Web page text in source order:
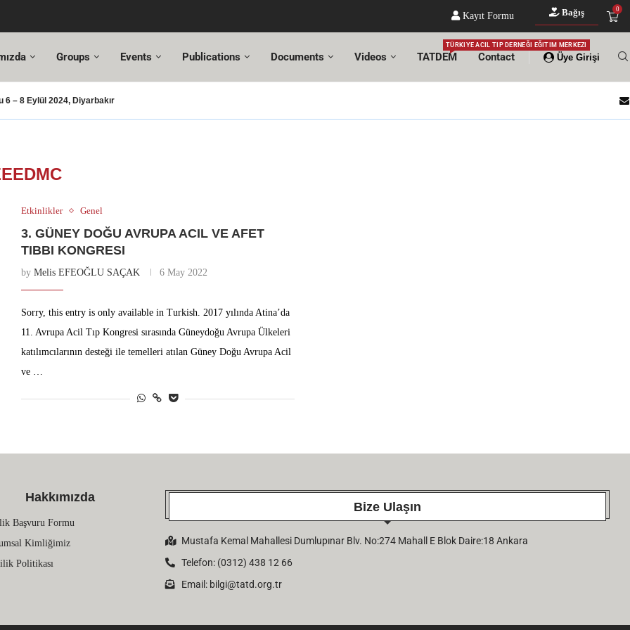
Kayıt Formu Bağış 0
Groups Events Publications Documents Videos TATDEM
TÜRKIYE ACIL TIP DERNEĞI EĞITIM MERKEZI
Contact Üye Girişi
6 – 8 Eylül 2024, Diyarbakır
Etkinlikler Genel
3. GÜNEY DOĞU AVRUPA ACIL VE AFET
TIBBI KONGRESI
by Melis EFEOĞLU SAÇAK 6 May 2022
Sorry, this entry is only available in Turkish. 2017 yılında Atina’da
11. Avrupa Acil Tıp Kongresi sırasında Güneydoğu Avrupa Ülkeleri
katılımcılarının desteği ile temelleri atılan Güney Doğu Avrupa Acil
ve …
Hakkımızda
Başvuru Formu
Kimliğimiz
Politikası
Bize Ulaşın
Mustafa Kemal Mahallesi Dumlupınar Blv. No:274 Mahall E Blok Daire:18 Ankara
Telefon: (0312) 438 12 66
Email: bilgi@tatd.org.tr